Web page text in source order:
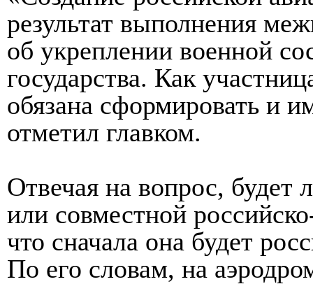
результат выполнения
об укреплении военной
государства. Как
обязана сформировать и
отметил главком.
Отвечая на вопрос, будет
или совместной
что сначала она будет
По его словам, на